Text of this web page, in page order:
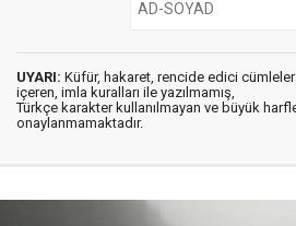
UYARI: Küfür, hakaret, rencide edici cümleler
içeren, imla kuralları ile yazılmamış,
Türkçe karakter kullanılmayan ve büyük
onaylanmamaktadır.